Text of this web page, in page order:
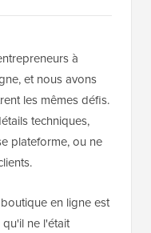
à
et nous avons
les mêmes défis.
techniques,
plateforme, ou ne
en ligne est
ne l'était